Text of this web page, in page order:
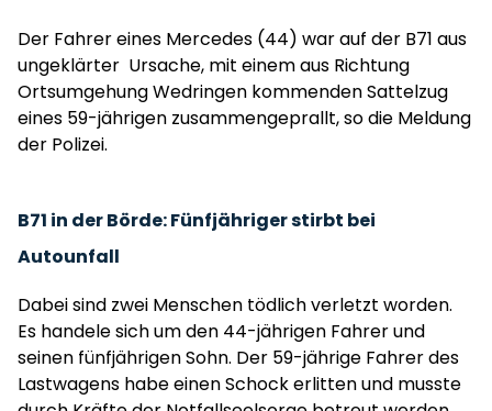
Der Fahrer eines Mercedes (44) war auf der B71 aus
ungeklärter Ursache, mit einem aus Richtung
Ortsumgehung Wedringen kommenden Sattelzug
eines 59-jährigen zusammengeprallt, so die Meldung
der Polizei.
B71 in der Börde: Fünfjähriger stirbt bei
Autounfall
Dabei sind zwei Menschen tödlich verletzt worden.
Es handele sich um den 44-jährigen Fahrer und
seinen fünfjährigen Sohn. Der 59-jährige Fahrer des
Lastwagens habe einen Schock erlitten und musste